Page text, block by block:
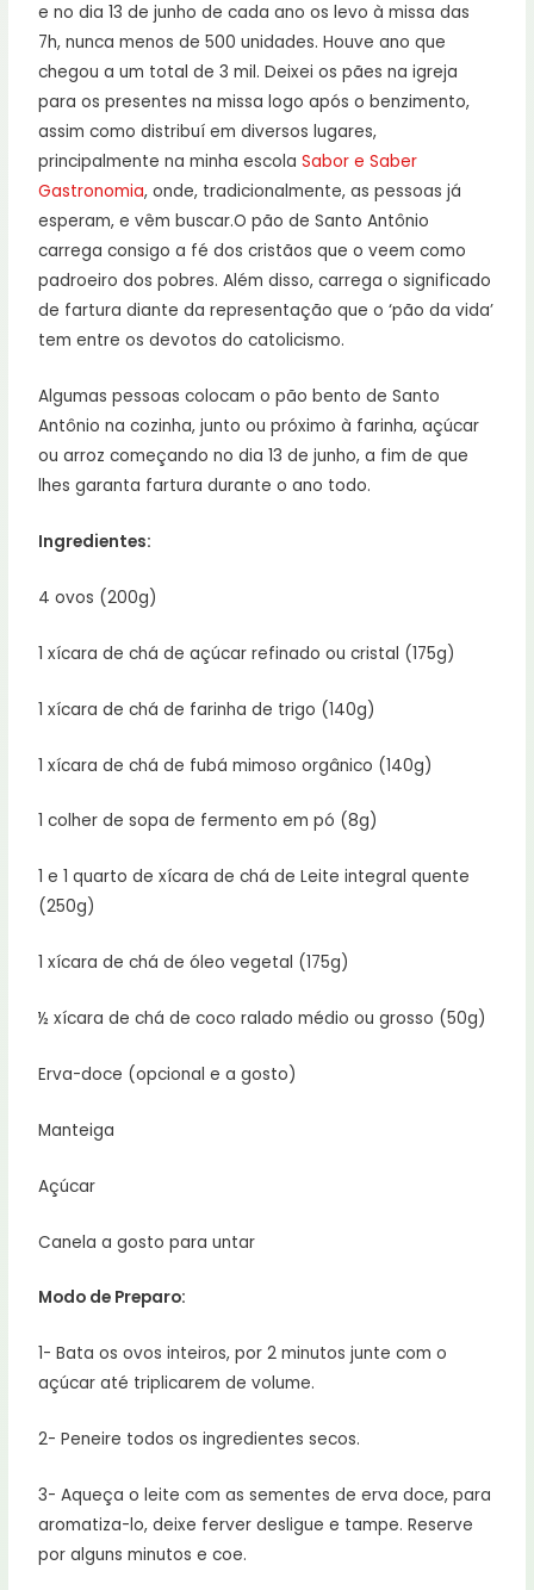
e no dia 13 de junho de cada ano os levo à missa das
7h, nunca menos de 500 unidades. Houve ano que
chegou a um total de 3 mil. Deixei os pães na igreja
para os presentes na missa logo após o benzimento,
assim como distribuí em diversos lugares,
principalmente na minha escolaSabor e Saber
Gastronomia, onde, tradicionalmente, as pessoas já
esperam, e vêm buscar.O pão de Santo Antônio
carrega consigo a fé dos cristãos que o veem como
padroeiro dos pobres. Além disso, carrega o significado
de fartura diante da representação que o ‘pão da vida’
tem entre os devotos do catolicismo.
Algumas pessoas colocam o pão bento de Santo
Antônio na cozinha, junto ou próximo à farinha, açúcar
ou arroz começando no dia 13 de junho, a fim de que
lhes garanta fartura durante o ano todo.
Ingredientes:
4 ovos (200g)
1 xícara de chá de açúcar refinado ou cristal (175g)
1 xícara de chá de farinha de trigo (140g)
1 xícara de chá de fubá mimoso orgânico (140g)
1 colher de sopa de fermento em pó (8g)
1 e 1 quarto de xícara de chá de Leite integral quente
(250g)
1 xícara de chá de óleo vegetal (175g)
½ xícara de chá de coco ralado médio ou grosso (50g)
Erva-doce (opcional e a gosto)
Manteiga
Açúcar
Canela a gosto para untar
Modo de Preparo:
1- Bata os ovos inteiros, por 2 minutos junte com o
açúcar até triplicarem de volume.
2- Peneire todos os ingredientes secos.
3- Aqueça o leite com as sementes de erva doce, para
aromatiza-lo, deixe ferver desligue e tampe. Reserve
por alguns minutos e coe.